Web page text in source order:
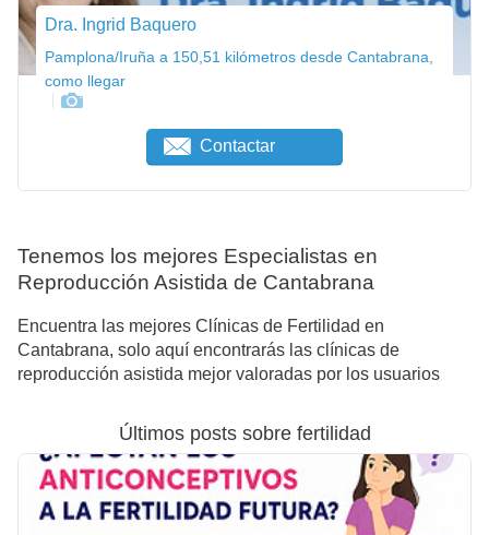
Dra. Ingrid Baquero
Pamplona/Iruña a 150,51 kilómetros desde Cantabrana,
como llegar
Contactar
Tenemos los mejores Especialistas en
Reproducción Asistida de Cantabrana
Encuentra las mejores Clínicas de Fertilidad en
Cantabrana, solo aquí encontrarás las clínicas de
reproducción asistida mejor valoradas por los usuarios
Últimos posts sobre fertilidad